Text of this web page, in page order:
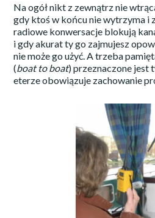
Na ogół nikt z zewnątrz nie
gdy ktoś w końcu nie wytrzyma i
radiowe konwersacje blokują
i gdy akurat ty go zajmujesz
nie może go użyć. A trzeba
(boat to boat) przeznaczone jest
eterze obowiązuje zachowanie